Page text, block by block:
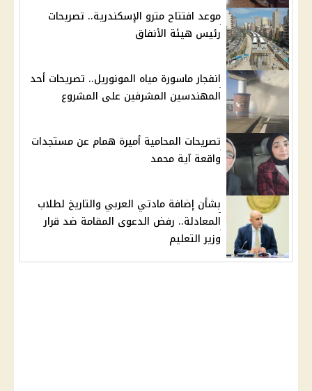
موعد افتتاح مترو الإسكندرية.. تصريحات
رئيس هيئة الأنفاق
انفجار ماسورة مياه المونوريل.. تصريحات أحد
المهندسين المشرفين على المشروع
تصريحات المحامية أميرة همام عن مستجدات
واقعة آية محمد
بشأن إضافة مادتي العربي والتاريخ لطلاب
المعادلة.. رفض الدعوى المقامة ضد قرار
وزير التعليم